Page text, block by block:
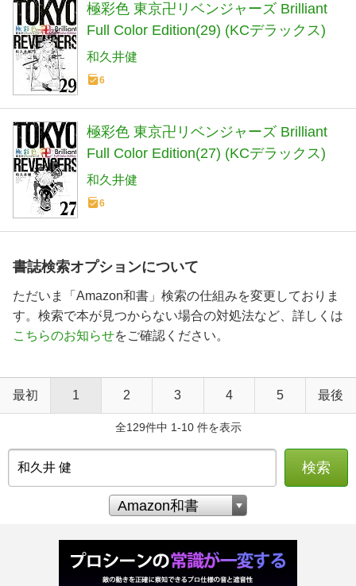
極彩色 東京卍リベンジャーズ Brilliant
Full Color Edition(29) (KCデラックス)
和久井健
6
極彩色 東京卍リベンジャーズ Brilliant
Full Color Edition(27) (KCデラックス)
和久井健
6
書誌検索オプションについて
ただいま「Amazon和書」検索の仕組みを変更しておりま
す。検索で本が見つからない場合の対処法など、詳しくは
こちらのお知らせをご確認ください。
最初 1 2 3 4 5 最後
全129件中 1-10 件を表示
検索